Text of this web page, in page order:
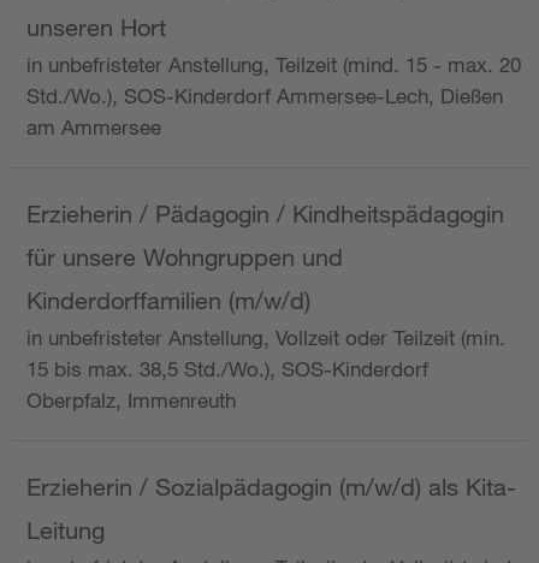
unseren Hort
in unbefristeter Anstellung, Teilzeit (mind. 15 - max. 20
Std./Wo.), SOS-Kinderdorf Ammersee-Lech, Dießen
am Ammersee
Erzieherin / Pädagogin / Kindheitspädagogin
für unsere Wohngruppen und
Kinderdorffamilien (m/w/d)
in unbefristeter Anstellung, Vollzeit oder Teilzeit (min.
15 bis max. 38,5 Std./Wo.), SOS-Kinderdorf
Oberpfalz, Immenreuth
Erzieherin / Sozialpädagogin (m/w/d) als Kita-
Leitung